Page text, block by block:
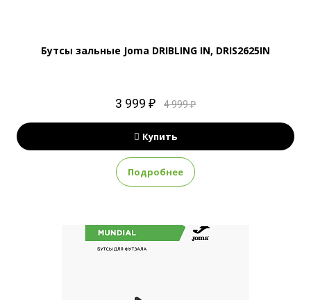
Бутсы зальные Joma DRIBLING IN, DRIS2625IN
3 999 ₽ 4 999 ₽
Купить
Подробнее